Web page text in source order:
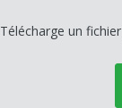
Télécharge un